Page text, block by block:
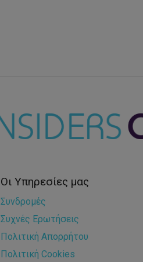
Οι Υπηρεσίες μας
Συνδρομές
Συχνές Ερωτήσεις
Πολιτική Απορρήτου
Πολιτική Cookies